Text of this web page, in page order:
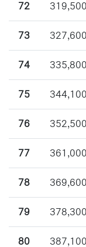
72 319,500
73 327,600
74 335,800
75 344,100
76 352,500
77 361,000
78 369,600
79 378,300
80 387,100